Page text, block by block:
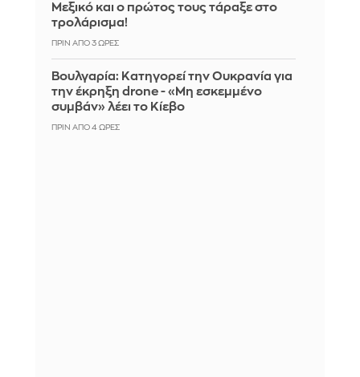
Μεξικό και ο πρώτος τους τάραξε στο
τρολάρισμα!
ΠΡΙΝ ΑΠΌ 3 ΏΡΕΣ
Βουλγαρία: Κατηγορεί την Ουκρανία για
την έκρηξη drone - «Μη εσκεμμένο
συμβάν» λέει το Κίεβο
ΠΡΙΝ ΑΠΌ 4 ΏΡΕΣ